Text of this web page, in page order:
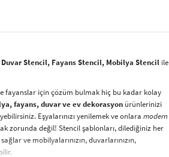
Stencil, Fayans Stencil, Mobilya Stencil ile
fayanslar için çözüm bulmak hiç bu kadar kolay
fayans, duvar ve ev dekorasyon ürünlerinizi
Eşyalarınızı yenilemek ve onlara modern
zorunda değil! Stencil şablonları, dilediğiniz her
sağlar ve mobilyalarınızın, duvarlarınızın,